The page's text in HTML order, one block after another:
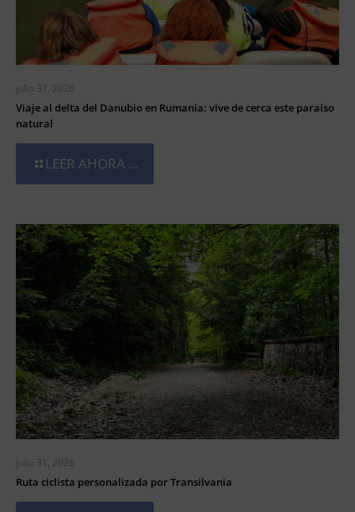
julio 31, 2026
Viaje al delta del Danubio en Rumanía: vive de cerca este paraíso
natural
LEER AHORA ...
julio 31, 2026
Ruta ciclista personalizada por Transilvania